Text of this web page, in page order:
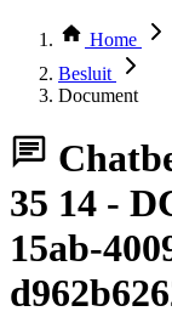
Thema
Bekijk per
Home
Besluit
Document
35 14 -
15ab-